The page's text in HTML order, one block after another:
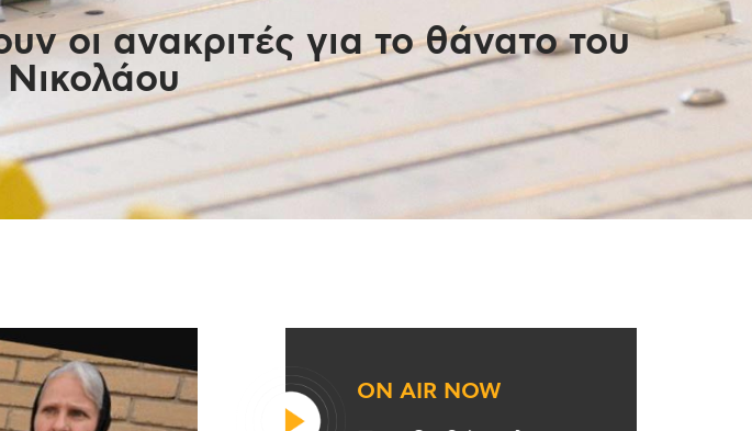
οι ανακριτές για το θάνατο του
Live
ON AIR NOW